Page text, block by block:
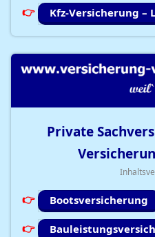
Kfz-Versicherung –
Private
Bootsversicherung